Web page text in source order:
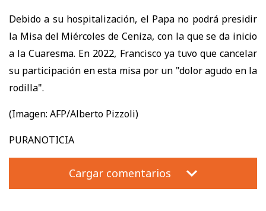
Debido a su hospitalización, el Papa no podrá presidir
la Misa del Miércoles de Ceniza, con la que se da inicio
a la Cuaresma. En 2022, Francisco ya tuvo que cancelar
su participación en esta misa por un "dolor agudo en la
rodilla".
(Imagen: AFP/Alberto Pizzoli)
PURANOTICIA
Cargar comentarios